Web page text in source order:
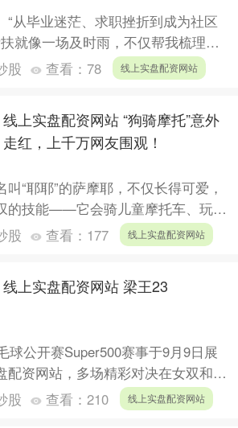
“从毕业迷茫、求职挫折到成为社区
扶就像一场及时雨，不仅帮我梳理了
资网站，还推送了专属岗位信
股 查看： 78 线上实盘配资网站
线上实盘配资网站 “狗骑摩托”意外
走红，上千万网友围观！
“耶耶”的萨摩耶，不仅长得可爱，
的技能——它会骑儿童摩托车、玩滑
丢垃圾线上实盘配资网站，甚至还会
股 查看： 177 线上实盘配资网站
线上实盘配资网站 梁王23
球公开赛Super500赛事于9月9日展
配资网站，多场精彩对决在女双和男
女双赛场战况激烈，拉哈尤与拉....
股 查看： 210 线上实盘配资网站